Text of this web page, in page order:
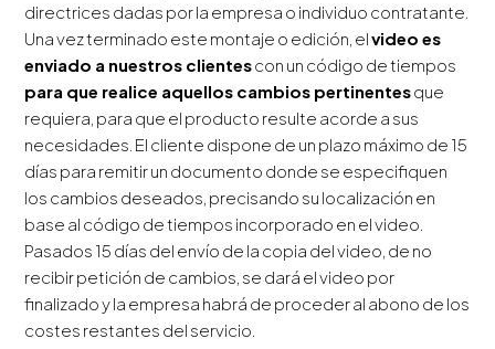
directrices dadas por la empresa o individuo contratante.
Una vez terminado este montaje o edición, elvideo es
enviado a nuestros clientescon un código de tiempos
para que realice aquellos cambios pertinentesque
requiera, para que el producto resulte acorde a sus
necesidades. El cliente dispone de un plazo máximo de 15
días para remitir un documento donde se especifiquen
los cambios deseados, precisando su localización en
base al código de tiempos incorporado en el video.
Pasados 15 días del envío de la copia del video, de no
recibir petición de cambios, se dará el video por
finalizado y la empresa habrá de proceder al abono de los
costes restantes del servicio.